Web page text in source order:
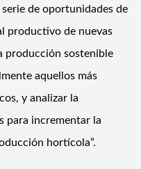
de oportunidades de
productivo de nuevas
producción sostenible
aquellos más
y analizar la
para incrementar la
hortícola”.